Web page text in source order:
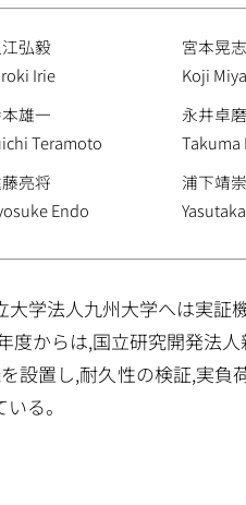
江弘毅
Irie
宮本晃志
Koji
雄一
Teramoto
永井卓磨
Takuma
亮将
Endo
浦下靖崇
学法人九州大学へは実証
度からは,国立研究開発法
設置し,耐久性の検証,実負
る。